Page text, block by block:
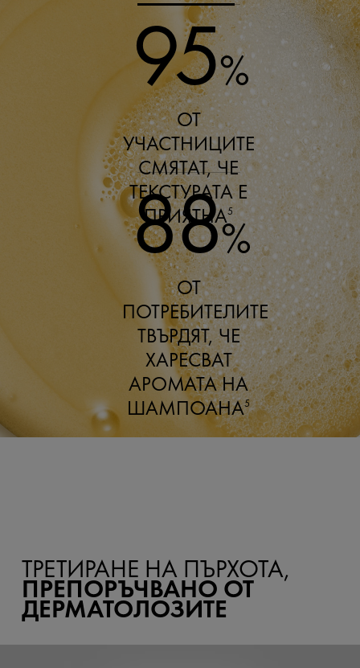
95%
ОТ
УЧАСТНИЦИТЕ
СМЯТАТ, ЧЕ
ТЕКСТУРАТА Е
ПРИЯТНА5
88%
ОТ
ПОТРЕБИТЕЛИТЕ
ТВЪРДЯТ, ЧЕ
ХАРЕСВАТ
АРОМАТА НА
ШАМПОАНА5
ТРЕТИРАНЕ НА ПЪРХОТА,
ПРЕПОРЪЧВАНО ОТ
ДЕРМАТОЛОЗИТЕ